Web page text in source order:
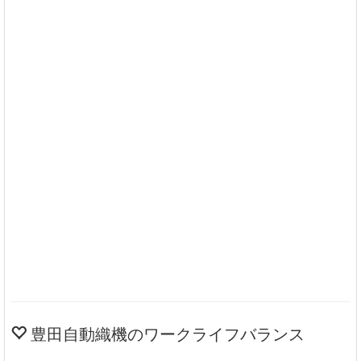
豊田自動織機のワークライフバランス